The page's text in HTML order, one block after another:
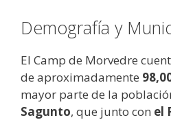
Demografía y
El Camp de Morvedre
de aproximadamente
mayor parte de la
Sagunto, que junto con el